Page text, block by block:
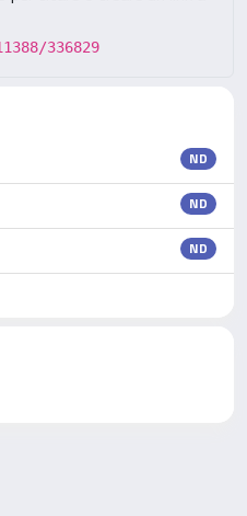
336829
ND
ND
ND